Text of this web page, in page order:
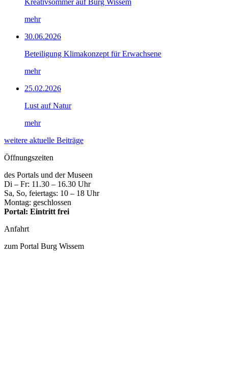
mehr
30.06.2026
Beteiligung Klimakonzept für Erwachsene
mehr
25.02.2026
Lust auf Natur
mehr
weitere aktuelle Beiträge
Öffnungszeiten
des Portals und der Museen
Di – Fr: 11.30 – 16.30 Uhr
Sa, So, feiertags: 10 – 18 Uhr
Montag: geschlossen
Portal: Eintritt frei
Anfahrt
zum Portal Burg Wissem